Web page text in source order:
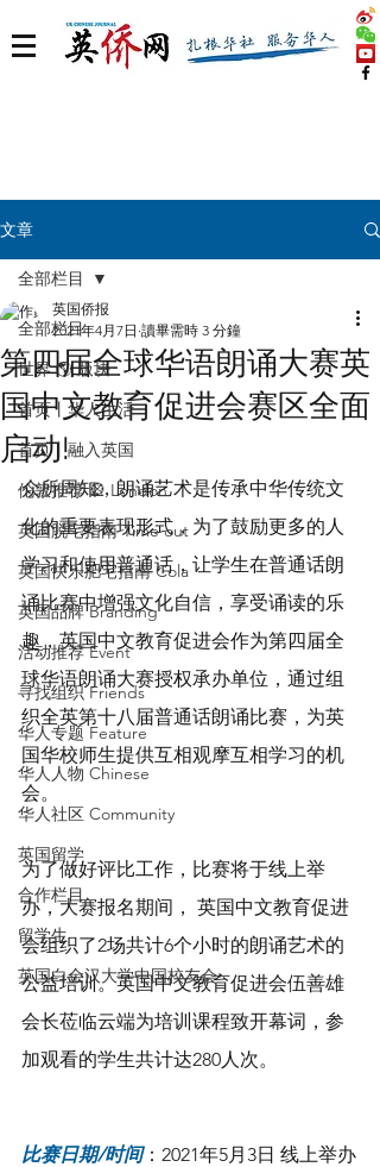
文章
全部栏目
世界 🌎 版块
首页丨华人生活
首页丨融入英国
伦敦推荐 🎡 London
英国脱宅指南 Time out
英国快乐肥宅指南 Cola
英国品牌 Branding
活动推荐 Event
寻找组织 Friends
华人专题 Feature
华人人物 Chinese
华人社区 Community
英国留学
合作栏目
留学生
英国白金汉大学中国校友会
全部栏目
第四届全球华语朗诵大赛英
国中文教育促进会赛区全面
启动!
英国侨报
2021年4月7日 讀畢需時 3 分鐘
众所周知，朗诵艺术是传承中华传统文
化的重要表现形式，为了鼓励更多的人
学习和使用普通话，让学生在普通话朗
诵比赛中增强文化自信，享受诵读的乐
趣，英国中文教育促进会作为第四届全
球华语朗诵大赛授权承办单位，通过组
织全英第十八届普通话朗诵比赛，为英
国华校师生提供互相观摩互相学习的机
会。
为了做好评比工作，比赛将于线上举
办，大赛报名期间， 英国中文教育促进
会组织了2场共计6个小时的朗诵艺术的
公益培训。英国中文教育促进会伍善雄
会长莅临云端为培训课程致开幕词，参
加观看的学生共计达280人次。
比赛日期/时间：2021年5月3日 线上举办